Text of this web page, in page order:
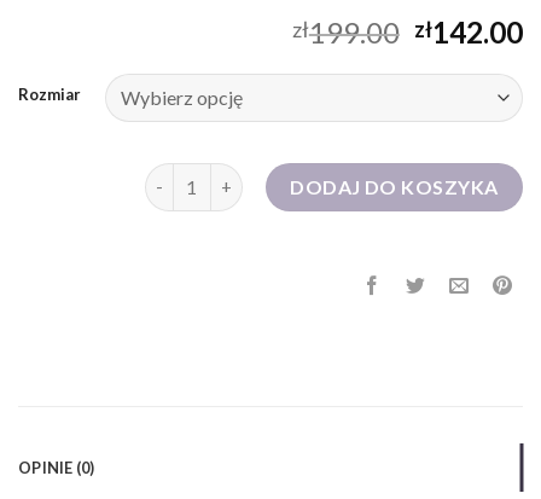
zł199.00 zł142.00
Rozmiar
ilość sukienka długaDODAJ DO KOSZYKA
OPINIE (0)